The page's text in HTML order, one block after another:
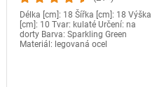
Délka [cm]: 18 Šířka [cm]: 18 Výška
[cm]: 10 Tvar: kulaté Určení: na
dorty Barva: Sparkling Green
Materiál: legovaná ocel